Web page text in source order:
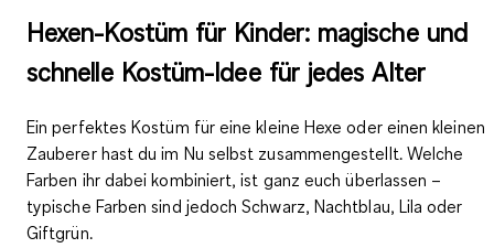
Hexen-Kostüm für Kinder: magische und
schnelle Kostüm-Idee für jedes Alter
Ein perfektes Kostüm für eine kleine Hexe oder einen kleinen
Zauberer hast du im Nu selbst zusammengestellt. Welche
Farben ihr dabei kombiniert, ist ganz euch überlassen –
typische Farben sind jedoch Schwarz, Nachtblau, Lila oder
Giftgrün.